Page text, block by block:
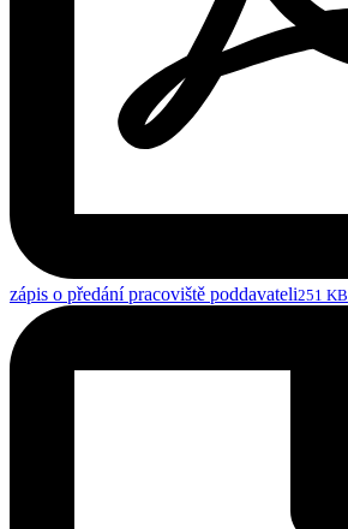
zápis o předání pracoviště poddavateli251 KB